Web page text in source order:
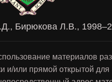
Бирюкова Л.В.,
материалов
и/или прямой открытой